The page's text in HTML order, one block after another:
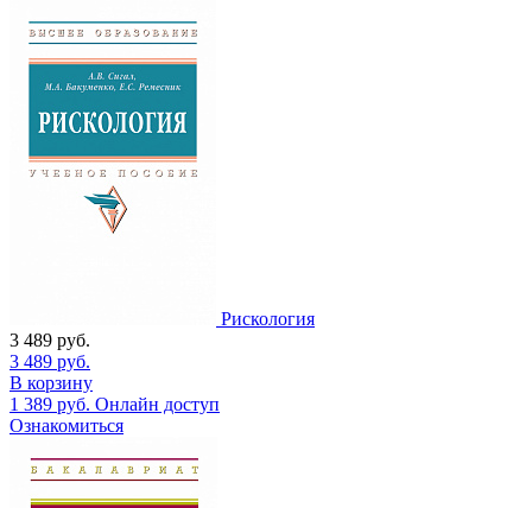
Рискология
3 489 руб.
3 489 руб.
В корзину
1 389 руб. Онлайн доступ
Ознакомиться